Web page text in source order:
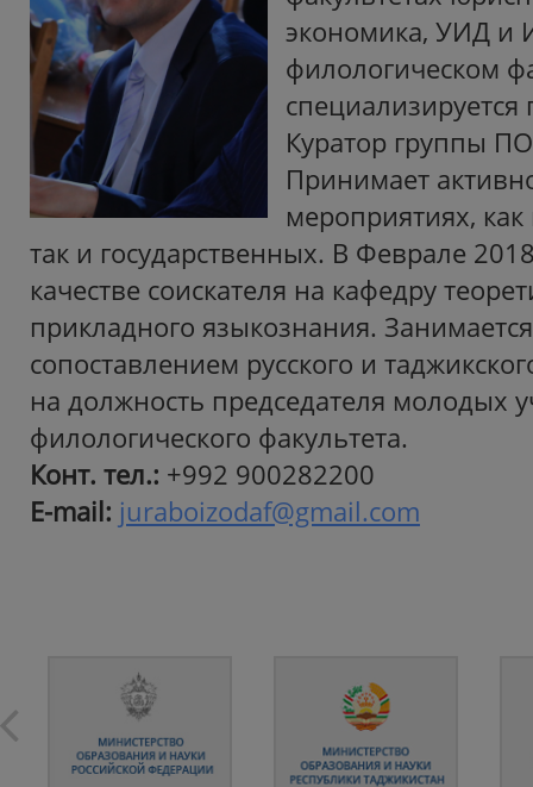
экономика, УИД
филологическом
специализируется
Куратор группы
Принимает
мероприятиях,
так и государственных. В Феврале
качестве соискателя на кафедру
прикладного языкознания.
сопоставлением русского и
на должность председателя молодых
филологического факультета.
Конт. тел.: +992 900282200
E-mail: juraboizodaf@gmail.com